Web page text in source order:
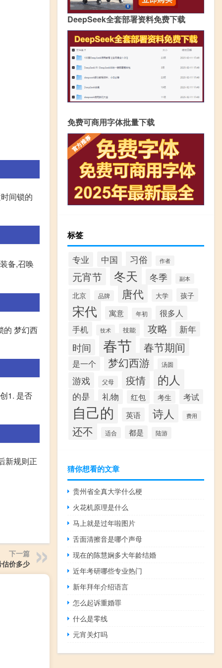
间锁的
备,召唤
的 梦幻西
1. 是否
新规则正
下一篇
价多少
DeepSeek全套部署资料免费下载
免费可商用字体批量下载
标签
专业 中国 习俗 作者
元宵节 冬天 冬季 副本
北京 品牌 唐代 大学 孩子
宋代 寓意 年初 很多人
手机 技术 技能 攻略 新年
时间 春节 春节期间
是一个 梦幻西游 汤圆
游戏 父母 疫情 的人
的是 礼物 红包 考生 考试
自己的 英语 诗人 费用
还不 适合 都是 陆游
猜你想看的文章
贵州省全真大学什么梗
火花机原理是什么
马上就是过年啦图片
舌面清擦音是哪个声母
现在的陈慧娴多大年龄结婚
近年考研哪些专业热门
新年拜年介绍语言
怎么起诉重婚罪
什么是零线
元宵关灯吗